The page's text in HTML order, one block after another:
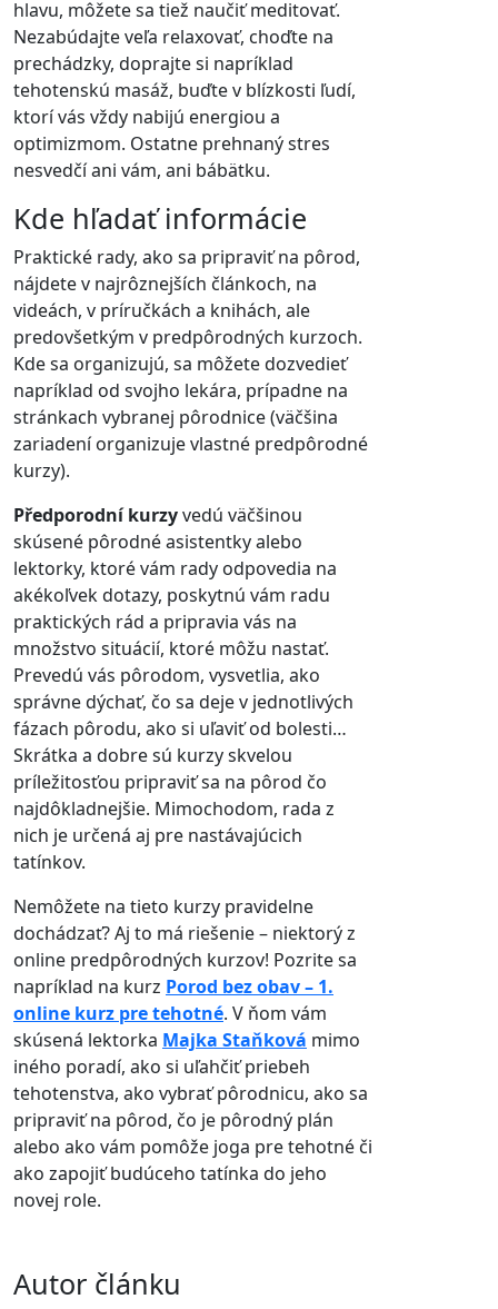
hlavu, môžete sa tiež naučiť meditovať.
Nezabúdajte veľa relaxovať, choďte na
prechádzky, doprajte si napríklad
tehotenskú masáž, buďte v blízkosti ľudí,
ktorí vás vždy nabijú energiou a
optimizmom. Ostatne prehnaný stres
nesvedčí ani vám, ani bábätku.
Kde hľadať informácie
Praktické rady, ako sa pripraviť na pôrod,
nájdete v najrôznejších článkoch, na
videách, v príručkách a knihách, ale
predovšetkým v predpôrodných kurzoch.
Kde sa organizujú, sa môžete dozvedieť
napríklad od svojho lekára, prípadne na
stránkach vybranej pôrodnice (väčšina
zariadení organizuje vlastné predpôrodné
kurzy).
Předporodní kurzyvedú väčšinou
skúsené pôrodné asistentky alebo
lektorky, ktoré vám rady odpovedia na
akékoľvek dotazy, poskytnú vám radu
praktických rád a pripravia vás na
množstvo situácií, ktoré môžu nastať.
Prevedú vás pôrodom, vysvetlia, ako
správne dýchať, čo sa deje v jednotlivých
fázach pôrodu, ako si uľaviť od bolesti…
Skrátka a dobre sú kurzy skvelou
príležitosťou pripraviť sa na pôrod čo
najdôkladnejšie. Mimochodom, rada z
nich je určená aj pre nastávajúcich
tatínkov.
Nemôžete na tieto kurzy pravidelne
dochádzať? Aj to má riešenie – niektorý z
online predpôrodných kurzov! Pozrite sa
napríklad na kurz Porod bez obav – 1.
online kurz pre tehotné. V ňom vám
skúsená lektorka Majka Staňková mimo
iného poradí, ako si uľahčiť priebeh
tehotenstva, ako vybrať pôrodnicu, ako sa
pripraviť na pôrod, čo je pôrodný plán
alebo ako vám pomôže joga pre tehotné či
ako zapojiť budúceho tatínka do jeho
novej role.
Autor článku